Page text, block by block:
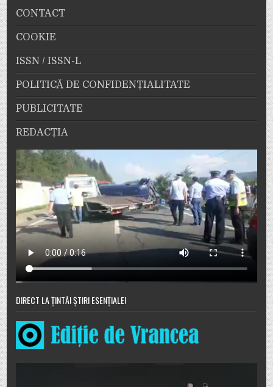
CONTACT
COOKIE
ISSN / ISSN-L
POLITICĂ DE CONFIDENȚIALITATE
PUBLICITATE
REDACȚIA
DIRECT LA ȚINTĂ! ȘTIRI ESENȚIALE!